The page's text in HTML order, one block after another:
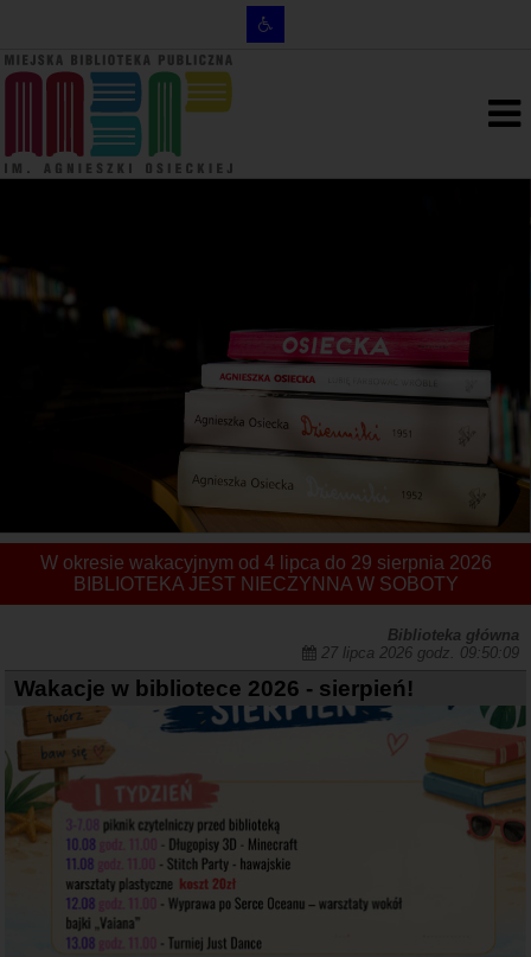
W okresie wakacyjnym od 4 lipca do 29 sierpnia 2026
BIBLIOTEKA JEST NIECZYNNA W SOBOTY
Biblioteka główna
27 lipca 2026 godz. 09:50:09
Wakacje w bibliotece 2026 - sierpień!